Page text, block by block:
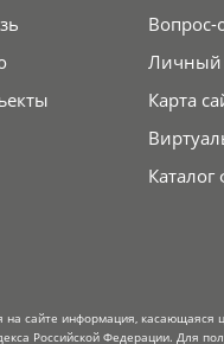
Вопрос-
Личный
Карта
на сайте информация, касающаяся
Российской Федерации. Для